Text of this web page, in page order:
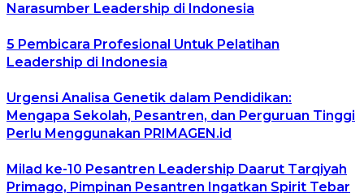
Narasumber Leadership di Indonesia
5 Pembicara Profesional Untuk Pelatihan
Leadership di Indonesia
Urgensi Analisa Genetik dalam Pendidikan:
Mengapa Sekolah, Pesantren, dan Perguruan Tinggi
Perlu Menggunakan PRIMAGEN.id
Milad ke-10 Pesantren Leadership Daarut Tarqiyah
Primago, Pimpinan Pesantren Ingatkan Spirit Tebar